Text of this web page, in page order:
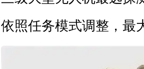
依照任务模式调整，最